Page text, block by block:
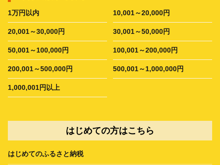
1万円以内 10,001～20,000円
20,001～30,000円 30,001～50,000円
50,001～100,000円 100,001～200,000円
200,001～500,000円 500,001～1,000,000円
1,000,001円以上
はじめての方はこちら
はじめてのふるさと納税